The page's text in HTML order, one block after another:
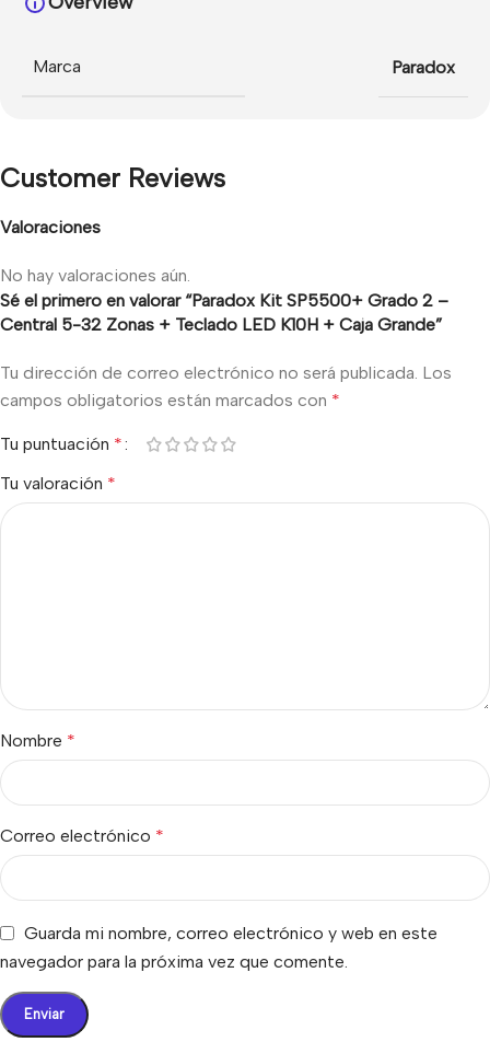
Marca Paradox
Customer Reviews
Valoraciones
No hay valoraciones aún.
Sé el primero en valorar “Paradox Kit SP5500+ Grado 2 –
Central 5-32 Zonas + Teclado LED K10H + Caja Grande”
Tu dirección de correo electrónico no será publicada. Los
campos obligatorios están marcados con *
Tu puntuación *
Tu valoración *
Nombre *
Correo electrónico *
Guarda mi nombre, correo electrónico y web en este
navegador para la próxima vez que comente.